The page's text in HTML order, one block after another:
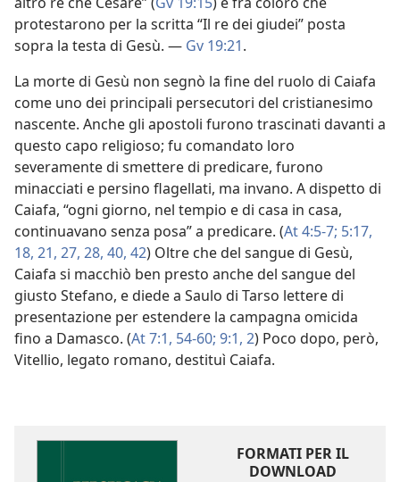
protestarono per la scritta “Il re dei giudei” posta
sopra la testa di Gesù. — Gv 19:21.
La morte di Gesù non segnò la fine del ruolo di Caiafa
come uno dei principali persecutori del cristianesimo
nascente. Anche gli apostoli furono trascinati davanti a
questo capo religioso; fu comandato loro
severamente di smettere di predicare, furono
minacciati e persino flagellati, ma invano. A dispetto di
Caiafa, “ogni giorno, nel tempio e di casa in casa,
continuavano senza posa” a predicare. (At 4:5-7; 5:17,
18, 21, 27, 28, 40, 42) Oltre che del sangue di Gesù,
Caiafa si macchiò ben presto anche del sangue del
giusto Stefano, e diede a Saulo di Tarso lettere di
presentazione per estendere la campagna omicida
fino a Damasco. (At 7:1, 54-60; 9:1, 2) Poco dopo, però,
Vitellio, legato romano, destituì Caiafa.
FORMATI PER IL
DOWNLOAD